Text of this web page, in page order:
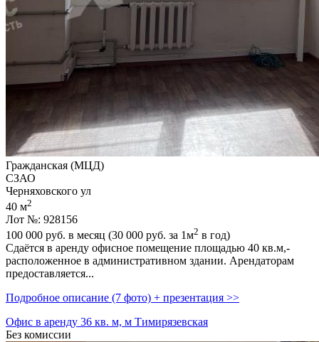
Гражданская (МЦД)
СЗАО
Черняховского ул
40 м2
Лот №: 928156
100 000 руб. в месяц (30 000 руб. за 1м2 в год)
Сдаётся в аренду офисное помещение площадью 40 кв.м,­
расположенное в административном здании. Арендаторам
предоставляется...
Подробное описание (7 фото) + презентация >>
Офис в аренду 36 кв. м, м Тимирязевская
Без комиссии